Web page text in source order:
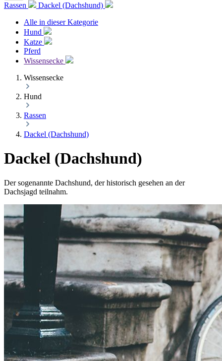
Rassen
Dackel (Dachshund)
Alle in dieser Kategorie
Hund
Katze
Pferd
Wissensecke
Wissensecke
Hund
Rassen
Dackel (Dachshund)
Dackel (Dachshund)
Der sogenannte Dachshund, der historisch gesehen an der
Dachsjagd teilnahm.